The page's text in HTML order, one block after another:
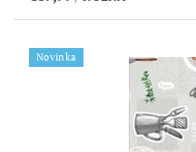
Novinka